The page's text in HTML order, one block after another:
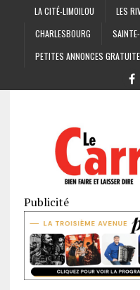
LA CITÉ-LIMOILOU LES
CHARLESBOURG
PETITES ANNONCES
Publicité